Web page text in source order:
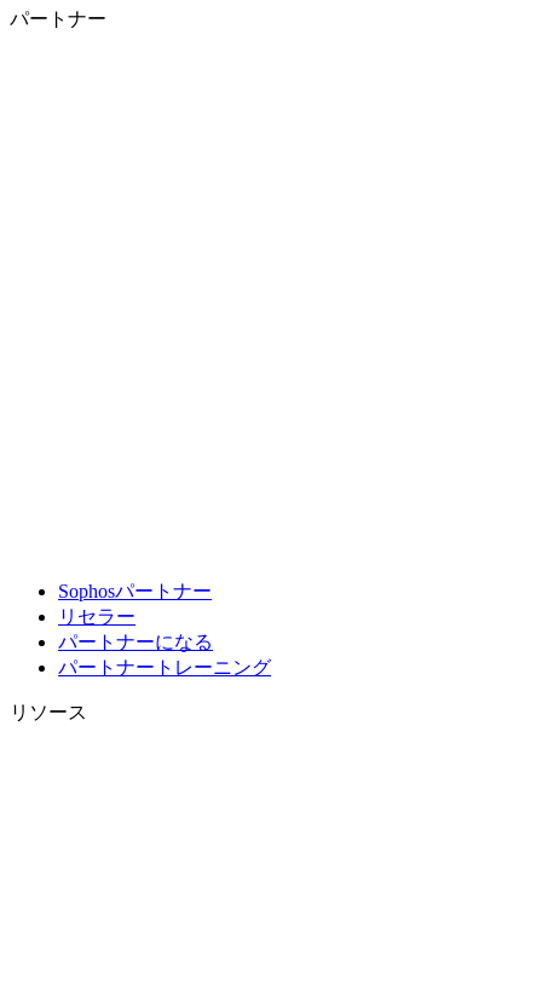
パートナー
Sophosパートナー
リセラー
パートナーになる
パートナートレーニング
リソース